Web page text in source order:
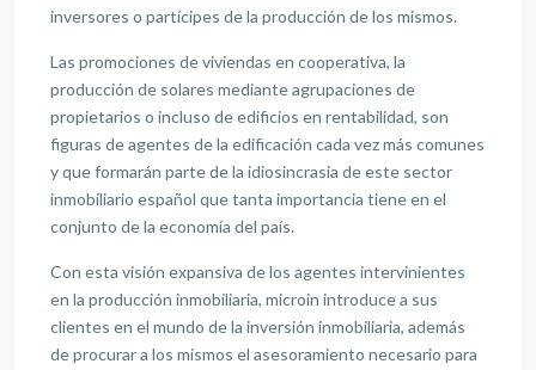
inversores o partícipes de la producción de los mismos.
Las promociones de viviendas en cooperativa, la
producción de solares mediante agrupaciones de
propietarios o incluso de edificios en rentabilidad, son
figuras de agentes de la edificación cada vez más comunes
y que formarán parte de la idiosincrasia de este sector
inmobiliario español que tanta importancia tiene en el
conjunto de la economía del país.
Con esta visión expansiva de los agentes intervinientes
en la producción inmobiliaria, microin introduce a sus
clientes en el mundo de la inversión inmobiliaria, además
de procurar a los mismos el asesoramiento necesario para